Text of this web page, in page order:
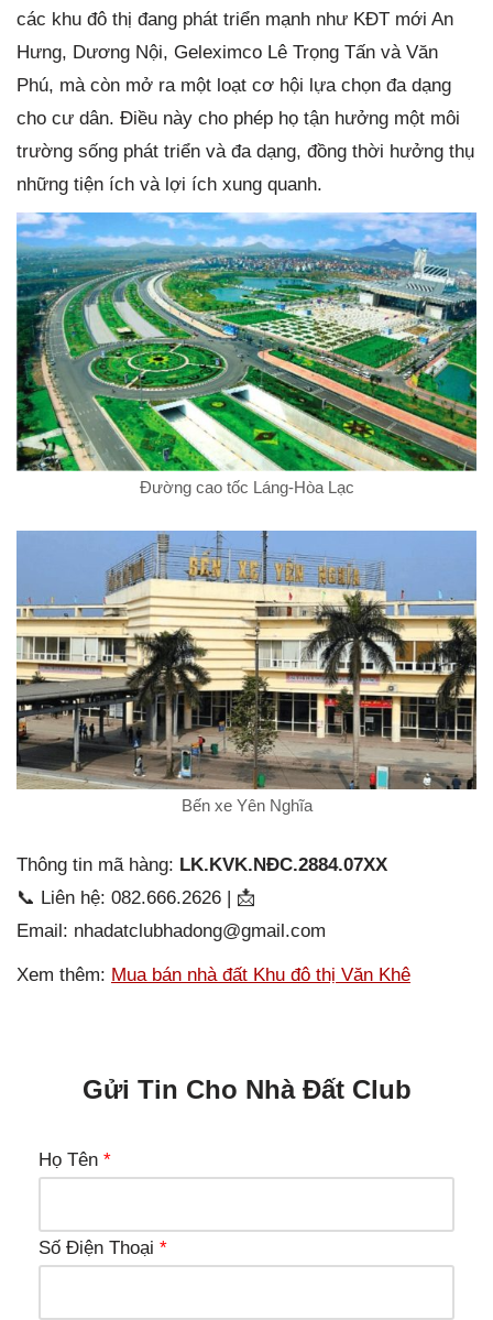
các khu đô thị đang phát triển mạnh như KĐT mới An
Hưng, Dương Nội, Geleximco Lê Trọng Tấn và Văn
Phú, mà còn mở ra một loạt cơ hội lựa chọn đa dạng
cho cư dân. Điều này cho phép họ tận hưởng một môi
trường sống phát triển và đa dạng, đồng thời hưởng thụ
những tiện ích và lợi ích xung quanh.
Đường cao tốc Láng-Hòa Lạc
Bến xe Yên Nghĩa
Thông tin mã hàng: LK.KVK.NĐC.2884.07XX
📞 Liên hệ: 082.666.2626 | 📩
Email: nhadatclubhadong@gmail.com
Xem thêm: Mua bán nhà đất Khu đô thị Văn Khê
Gửi Tin Cho Nhà Đất Club
Họ Tên *
Số Điện Thoại *